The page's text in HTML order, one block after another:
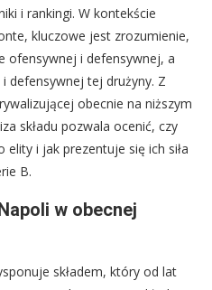
i rankingi. W kontekście
kluczowe jest zrozumienie,
ofensywnej i defensywnej, a
defensywnej tej drużyny. Z
obecnie na niższym
składu pozwala ocenić, czy
i jak prezentuje się ich siła
B.
w obecnej
składem, który od lat